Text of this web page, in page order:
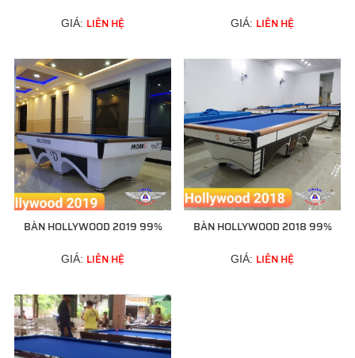
GIÁ: LIÊN HỆ GIÁ: LIÊN HỆ
BÀN HOLLYWOOD 2019 99%
GIÁ: LIÊN HỆ
BÀN HOLLYWOOD 2018 99%
GIÁ: LIÊN HỆ